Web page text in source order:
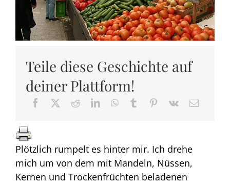
Teile diese Geschichte auf
deiner Plattform!
Plötzlich rumpelt es hinter mir. Ich drehe
mich um von dem mit Mandeln, Nüssen,
Kernen und Trockenfrüchten beladenen